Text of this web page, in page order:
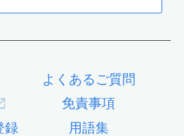
よくあるご質問
免責事項
録
用語集